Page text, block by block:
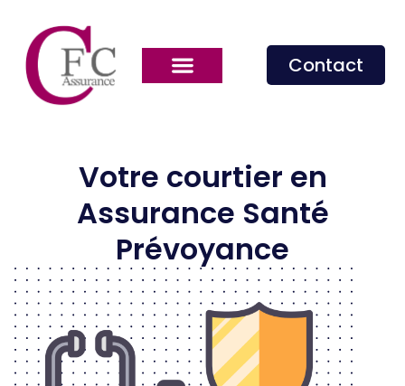
Contact
Votre courtier en
Assurance Santé
Prévoyance